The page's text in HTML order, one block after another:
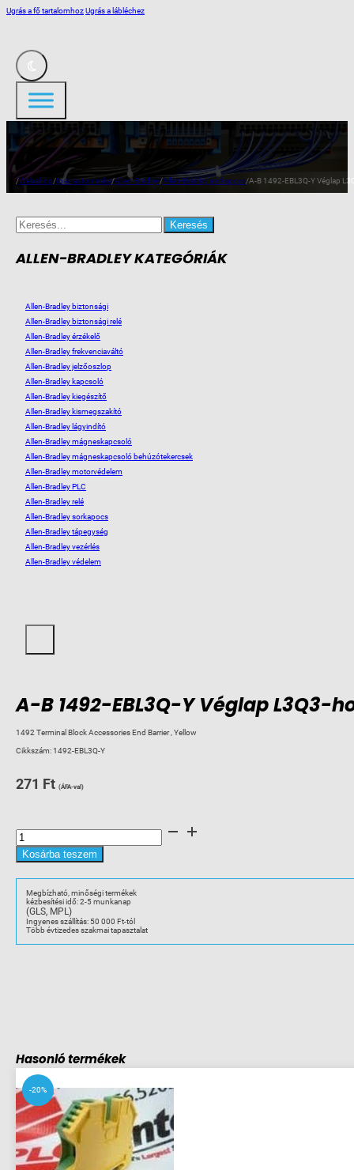
Ugrás a fő tartalomhozUgrás a lábléchez
/Webshop/Ipari automatika/Allen-Bradley/Allen-Bradley sorkapocs/A-B 1492-EBL3Q-Y Véglap
Search
for:
ALLEN-BRADLEY KATEGÓRIÁK
Allen-Bradley biztonsági
Allen-Bradley biztonsági relé
Allen-Bradley érzékelő
Allen-Bradley frekvenciaváltó
Allen-Bradley jelzőoszlop
Allen-Bradley kapcsoló
Allen-Bradley kiegészítő
Allen-Bradley kismegszakító
Allen-Bradley lágyindító
Allen-Bradley mágneskapcsoló
Allen-Bradley mágneskapcsoló behúzótekercsek
Allen-Bradley motorvédelem
Allen-Bradley PLC
Allen-Bradley relé
Allen-Bradley sorkapocs
Allen-Bradley tápegység
Allen-Bradley vezérlés
Allen-Bradley védelem
A-B 1492-EBL3Q-Y Véglap L3Q3-
1492 Terminal Block Accessories End Barrier , Yellow
Cikkszám:1492-EBL3Q-Y
271 Ft (ÁFA-val)
1492-
EBL3Q-
Y
L3Q3-
mennyiség
Kosárba teszem
Megbízható, minőségi termékek
kézbesítési idő: 2-5 munkanap
(GLS, MPL)
Ingyenes szállítás: 50 000 Ft-tól
Több évtizedes szakmai tapasztalat
Hasonló termékek
-20%